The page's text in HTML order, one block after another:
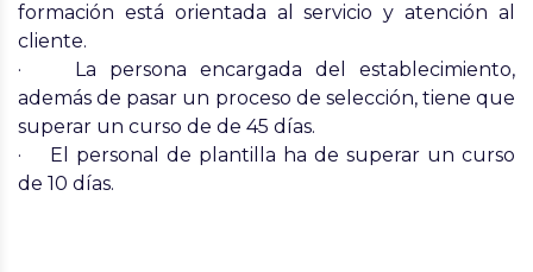
formación está orientada al servicio y atención al
cliente.
· La persona encargada del establecimiento,
además de pasar un proceso de selección, tiene que
superar un curso de de 45 días.
· El personal de plantilla ha de superar un curso
de 10 días.